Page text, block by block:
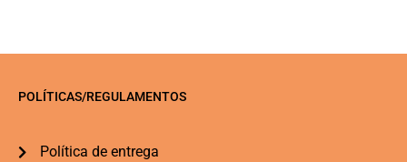
POLÍTICAS/REGULAMENTOS
Política de entrega